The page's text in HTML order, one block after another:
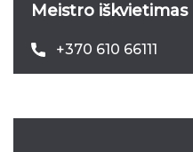
Meistro iškvietimas
+370 610 66111